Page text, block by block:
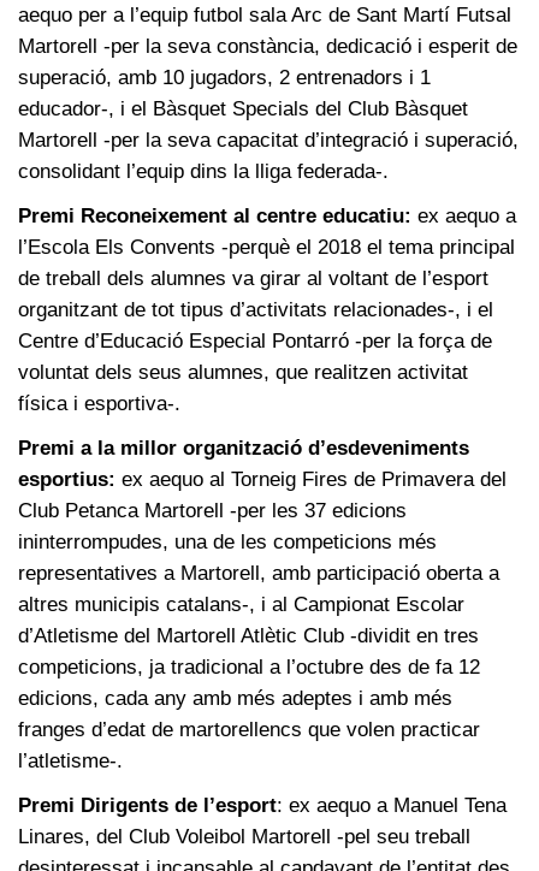
aequo per a l’equip futbol sala Arc de Sant Martí Futsal
Martorell -per la seva constància, dedicació i esperit de
superació, amb 10 jugadors, 2 entrenadors i 1
educador-, i el Bàsquet Specials del Club Bàsquet
Martorell -per la seva capacitat d’integració i superació,
consolidant l’equip dins la lliga federada-.
Premi Reconeixement al centre educatiu: ex aequo a
l’Escola Els Convents -perquè el 2018 el tema principal
de treball dels alumnes va girar al voltant de l’esport
organitzant de tot tipus d’activitats relacionades-, i el
Centre d’Educació Especial Pontarró -per la força de
voluntat dels seus alumnes, que realitzen activitat
física i esportiva-.
Premi a la millor organització d’esdeveniments
esportius: ex aequo al Torneig Fires de Primavera del
Club Petanca Martorell -per les 37 edicions
ininterrompudes, una de les competicions més
representatives a Martorell, amb participació oberta a
altres municipis catalans-, i al Campionat Escolar
d’Atletisme del Martorell Atlètic Club -dividit en tres
competicions, ja tradicional a l’octubre des de fa 12
edicions, cada any amb més adeptes i amb més
franges d’edat de martorellencs que volen practicar
l’atletisme-.
Premi Dirigents de l’esport: ex aequo a Manuel Tena
Linares, del Club Voleibol Martorell -pel seu treball